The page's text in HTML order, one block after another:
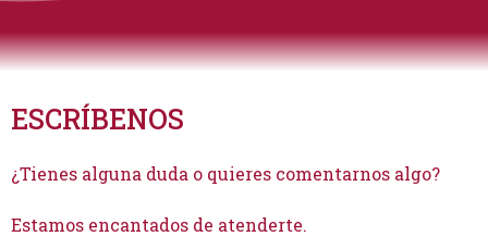
ESCRÍBENOS
¿Tienes alguna duda o quieres comentarnos algo?
Estamos encantados de atenderte.